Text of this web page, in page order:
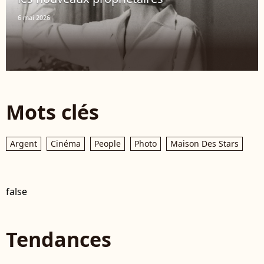
6 mai 2026
Mots clés
Argent Cinéma People Photo Maison Des Stars
false
Tendances